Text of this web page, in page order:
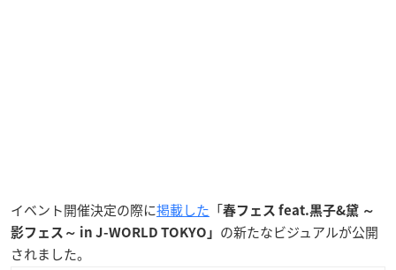
イベント開催決定の際に掲載した 「春フェス feat.黒子&黛 ～
影フェス～ in J-WORLD TOKYO」 の新たなビジュアルが公開
されました。